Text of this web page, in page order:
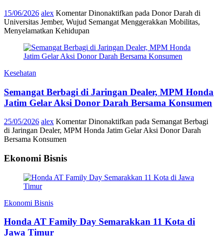
15/06/2026 alex Komentar Dinonaktifkan pada Donor Darah di
Universitas Jember, Wujud Semangat Menggerakkan Mobilitas,
Menyelamatkan Kehidupan
Kesehatan
Semangat Berbagi di Jaringan Dealer, MPM Honda
Jatim Gelar Aksi Donor Darah Bersama Konsumen
25/05/2026 alex Komentar Dinonaktifkan pada Semangat Berbagi
di Jaringan Dealer, MPM Honda Jatim Gelar Aksi Donor Darah
Bersama Konsumen
Ekonomi Bisnis
Ekonomi Bisnis
Honda AT Family Day Semarakkan 11 Kota di
Jawa Timur